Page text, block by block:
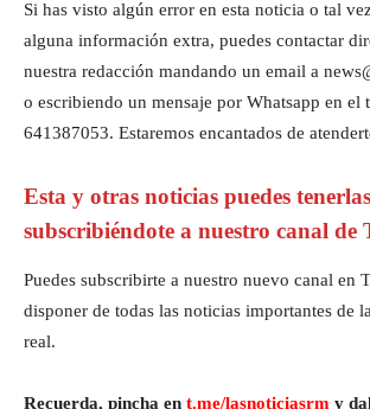
Si has visto algún error en esta noticia o tal
alguna información extra, puedes contactar
nuestra redacción mandando un email a
o escribiendo un mensaje por Whatsapp en el
641387053. Estaremos encantados de
Esta y otras noticias puedes
subscribiéndote a nuestro canal de
Puedes subscribirte a nuestro nuevo canal en
disponer de todas las noticias importantes de
real.
Recuerda, pincha en t.me/lasnoticiasrm y